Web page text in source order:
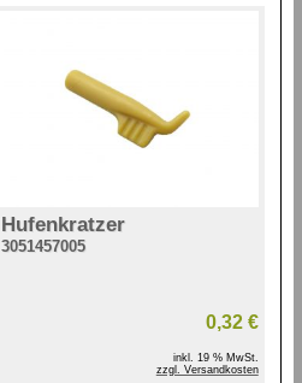
Hufenkratzer
3051457005
0,32 €
inkl. 19 % MwSt.
zzgl. Versandkosten